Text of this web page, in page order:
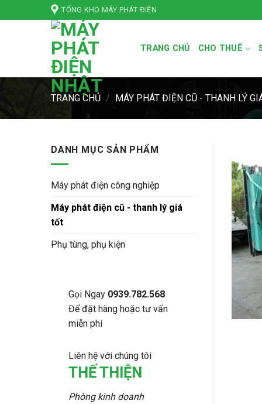
qua
TỔNG KHO MÁY PHÁT ĐIỆN
TRANG CHỦ CHO THUÊ
TRANG CHỦ / MÁY PHÁT ĐIỆN CŨ - THANH LÝ
DANH MỤC SẢN PHẨM
Máy phát điện công nghiệp
Máy phát điện cũ - thanh lý giá
tốt
Phụ tùng, phụ kiện
Gọi Ngay 0939.782.568
Để đặt hàng hoặc tư vấn
miễn phí
Liên hệ với chúng tôi
THẾ THIỆN
Phòng kinh doanh